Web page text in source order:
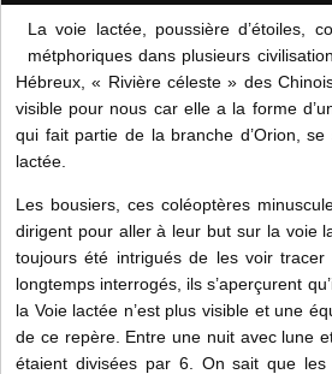
La voie lactée, poussière d’étoiles,
métphoriques dans plusieurs
Hébreux, « Rivière céleste » des
visible pour nous car elle a la forme
qui fait partie de la branche d’Orion,
lactée.
Les bousiers, ces coléoptères
dirigent pour aller à leur but sur la voie
toujours été intrigués de les voir
longtemps interrogés, ils s’aperçurent
la Voie lactée n’est plus visible et une
de ce repère. Entre une nuit avec lune
étaient divisées par 6. On sait que